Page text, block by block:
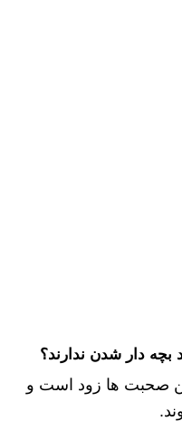
بچه دار شدن ندارند؟
صحبت ها زود است و